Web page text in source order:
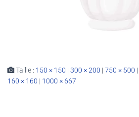
Taille : 150 × 150 | 300 × 200 | 750 × 500 |
160 × 160 | 1000 × 667